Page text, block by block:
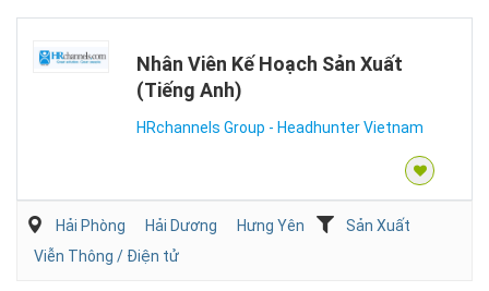
Nhân Viên Kế Hoạch Sản Xuất
(Tiếng Anh)
HRchannels Group - Headhunter Vietnam
Hải Phòng Hải Dương Hưng Yên
Sản Xuất
Viễn Thông / Điện tử